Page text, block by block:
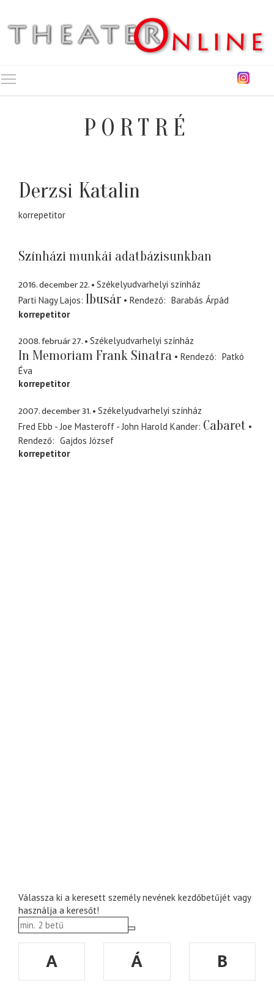
PORTRÉ
Derzsi Katalin
korrepetitor
Színházi munkái adatbázisunkban
2016. december 22.
Székelyudvarhelyi színház
Parti Nagy Lajos Ibusár Rendező
Barabás Árpád
korrepetitor
2008. február 27. Székelyudvarhelyi színház
In Memoriam Frank Sinatra Rendező
Patkó
Éva
korrepetitor
2007. december 31.
Székelyudvarhelyi színház
Fred Ebb - Joe Masteroff - John Harold Kander Cabaret
Rendező
Gajdos József
korrepetitor
Válassza ki a keresett személy nevének kezdőbetűjét vagy
használja a keresőt!
A Á
B